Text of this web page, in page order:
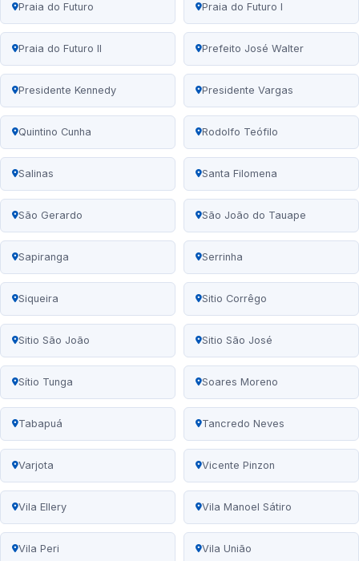
Praia do Futuro Praia do Futuro I
Praia do Futuro II Prefeito José Walter
Presidente Kennedy Presidente Vargas
Quintino Cunha Rodolfo Teófilo
Salinas Santa Filomena
São Gerardo São João do Tauape
Sapiranga Serrinha
Siqueira Sitio Corrêgo
Sitio São João Sitio São José
Sítio Tunga Soares Moreno
Tabapuá Tancredo Neves
Varjota Vicente Pinzon
Vila Ellery Vila Manoel Sátiro
Vila Peri Vila União